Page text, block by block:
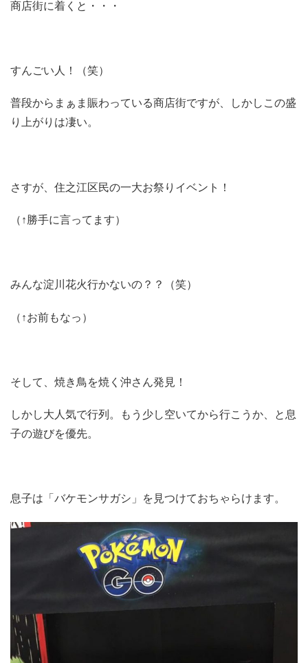
商店街に着くと・・・
すんごい人！（笑）
普段からまぁま賑わっている商店街ですが、しかしこの盛
り上がりは凄い。
さすが、住之江区民の一大お祭りイベント！
（↑勝手に言ってます）
みんな淀川花火行かないの？？（笑）
（↑お前もなっ）
そして、焼き鳥を焼く沖さん発見！
しかし大人気で行列。もう少し空いてから行こうか、と息
子の遊びを優先。
息子は「バケモンサガシ」を見つけておちゃらけます。